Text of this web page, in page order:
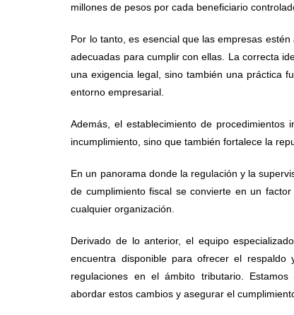
millones de pesos por cada beneficiario
Por lo tanto, es esencial que las empresas
adecuadas para cumplir con ellas. La correcta
una exigencia legal, sino también una práctica
entorno empresarial.
Además, el establecimiento de
incumplimiento, sino que también fortalece la
En un panorama donde la regulación y la
de cumplimiento fiscal se convierte en un
cualquier organización.
Derivado de lo anterior, el equipo
encuentra disponible para ofrecer el
regulaciones en el ámbito tributario.
abordar estos cambios y asegurar el